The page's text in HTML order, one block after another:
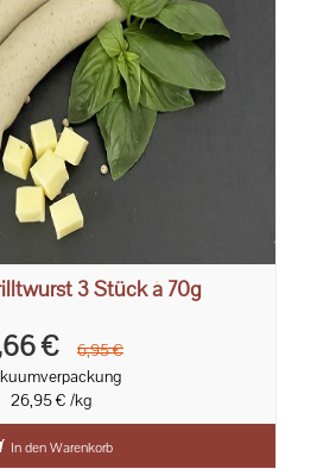
3 Stück à 70g
€
6,95 €
26,95 € /kg
In den Warenkorb